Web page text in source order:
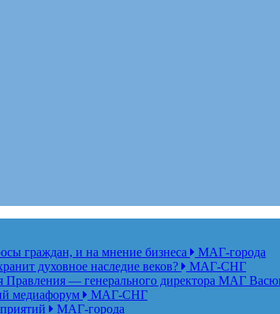
граждан, и на мнение бизнеса
МАГ-города
духовное наследие веков?
МАГ-СНГ
— генерального директора МАГ
медиафорум
МАГ-СНГ
МАГ-города